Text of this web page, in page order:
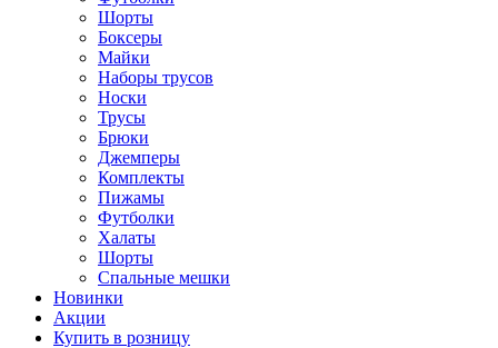
Шорты
Боксеры
Майки
Наборы трусов
Носки
Трусы
Брюки
Джемперы
Комплекты
Пижамы
Футболки
Халаты
Шорты
Спальные мешки
Новинки
Акции
Купить в розницу